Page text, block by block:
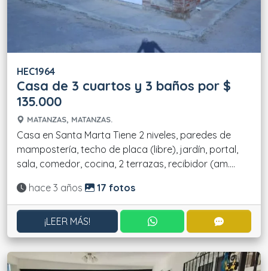
HEC1964
Casa de 3 cuartos y 3 baños por $
135.000
MATANZAS, MATANZAS.
Casa en Santa Marta Tiene 2 niveles, paredes de
mampostería, techo de placa (libre), jardín, portal,
sala, comedor, cocina, 2 terrazas, recibidor (am....
Actualizado:
hace 3 años 17 fotos
¡LEER MÁS! CONTACTAR POR